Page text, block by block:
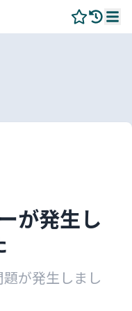
が発生し
が発生しまし